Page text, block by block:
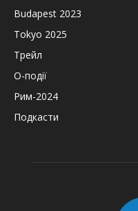
Budapest 2023
Tokyo 2025
Трейл
О-події
Рим-2024
Подкасти